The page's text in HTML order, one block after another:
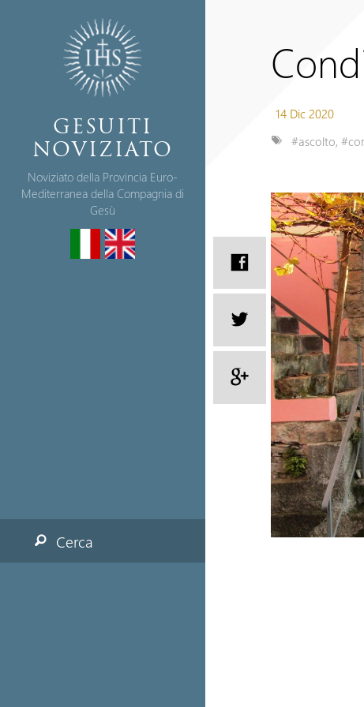
GESUITI
NOVIZIATO
Noviziato della Provincia Euro-
Mediterranea della Compagnia di
Gesù
Cerca
14 Dic 2020
#ascolto,